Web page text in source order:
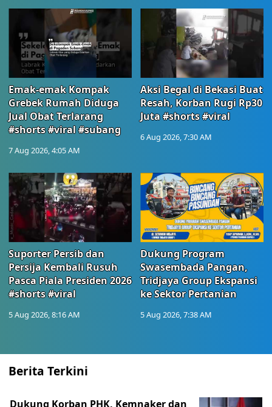
Emak-emak Kompak
Grebek Rumah Diduga
Jual Obat Terlarang
#shorts #viral #subang
7 Aug 2026, 4:05 AM
Aksi Begal di Bekasi Buat
Resah, Korban Rugi Rp30
Juta #shorts #viral
6 Aug 2026, 7:30 AM
Suporter Persib dan
Persija Kembali Rusuh
Pasca Piala Presiden 2026
#shorts #viral
5 Aug 2026, 8:16 AM
Dukung Program
Swasembada Pangan,
Tridjaya Group Ekspansi
ke Sektor Pertanian
5 Aug 2026, 7:38 AM
Berita Terkini
Dukung Korban PHK, Kemnaker dan